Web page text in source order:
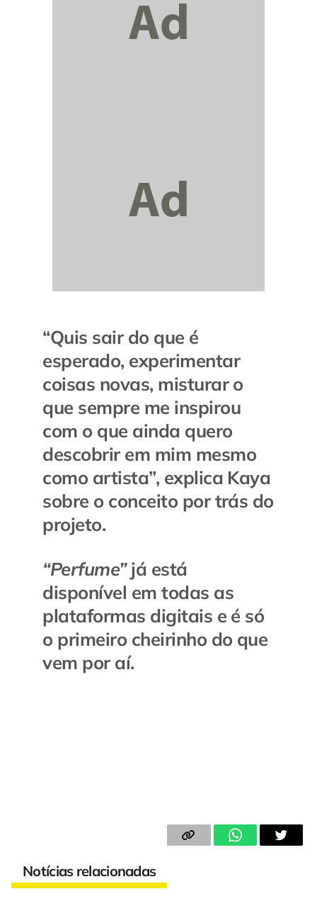
“Quis sair do que é
esperado, experimentar
coisas novas, misturar o
que sempre me inspirou
com o que ainda quero
descobrir em mim mesmo
como artista”, explica Kaya
sobre o conceito por trás do
projeto.
“Perfume”já está
disponível em todas as
plataformas digitais e é só
o primeiro cheirinho do que
vem por aí.
Notícias relacionadas